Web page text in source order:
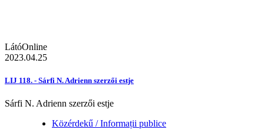
LátóOnline
2023.04.25
LIJ 118. - Sárfi N. Adrienn szerzői estje
Sárfi N. Adrienn szerzői estje
Közérdekű / Informații publice